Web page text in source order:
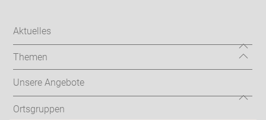
Aktuelles
Themen
Unsere Angebote
Ortsgruppen